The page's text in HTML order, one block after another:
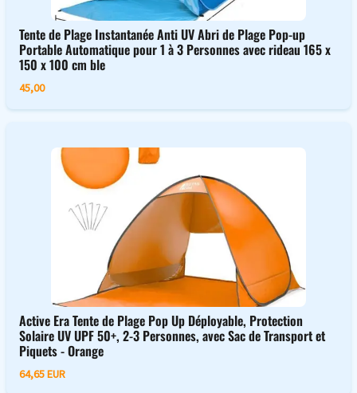
Tente de Plage Instantanée Anti UV Abri de Plage Pop-up
Portable Automatique pour 1 à 3 Personnes avec rideau 165 x
150 x 100 cm ble
45,00
Active Era Tente de Plage Pop Up Déployable, Protection
Solaire UV UPF 50+, 2-3 Personnes, avec Sac de Transport et
Piquets - Orange
64,65 EUR